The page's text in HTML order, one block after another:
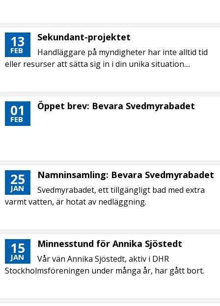
13
FEB
Sekundant-projektet
Handläggare på myndigheter har inte alltid tid
eller resurser att sätta sig in i din unika situation....
01
FEB
Öppet brev: Bevara Svedmyrabadet
25
JAN
Namninsamling: Bevara Svedmyrabadet
Svedmyrabadet, ett tillgängligt bad med extra
varmt vatten, är hotat av nedläggning.
15
JAN
Minnesstund för Annika Sjöstedt
Vår vän Annika Sjöstedt, aktiv i DHR
Stockholmsföreningen under många år, har gått bort.